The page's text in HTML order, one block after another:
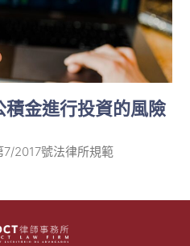
金進行投資的風險
2017號法律所規範